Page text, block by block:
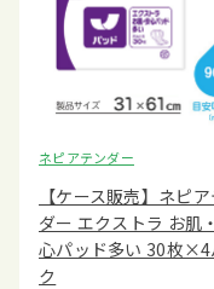
ネピアテンダー
【ケース販売】ネピ
ダー エクストラ お肌
心パッド多い 30枚×4
ク